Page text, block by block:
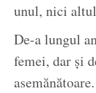
unul, nici
De-a lungul
femei, dar și